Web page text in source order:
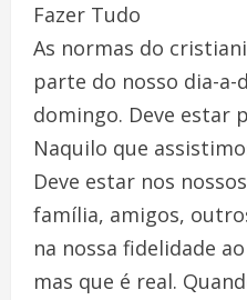
Fazer Tudo
As normas do
parte do nosso dia-a-
domingo. Deve estar
Naquilo que
Deve estar nos
família, amigos,
na nossa fidelidade
mas que é real.